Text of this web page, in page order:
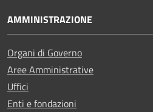
AMMINISTRAZIONE
Organi di Governo
Aree Amministrative
Uffici
Enti e fondazioni